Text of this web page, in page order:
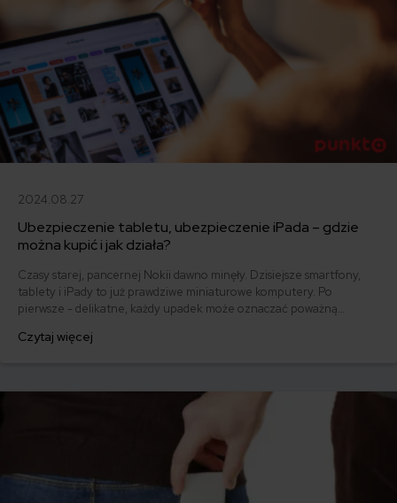
2024.08.27
Ubezpieczenie tabletu, ubezpieczenie iPada – gdzie
można kupić i jak działa?
Czasy starej, pancernej Nokii dawno minęły. Dzisiejsze smartfony,
tablety i iPady to już prawdziwe miniaturowe komputery. Po
pierwsze - delikatne, każdy upadek może oznaczać poważną
kradzież. Odpowiadamy na pytanie, gdzie można kupić
Czytaj więcej